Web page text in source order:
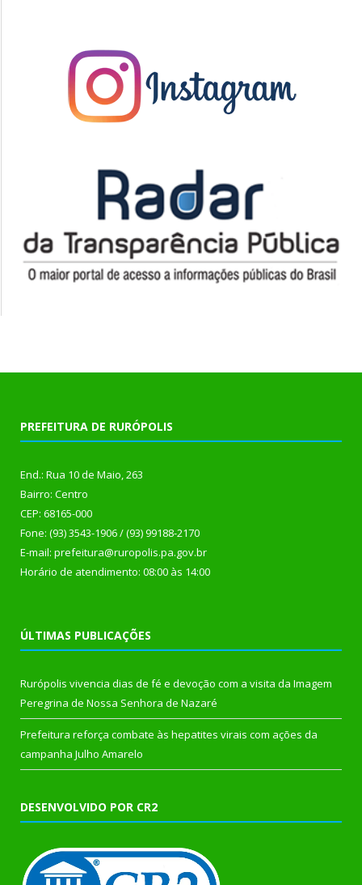
PREFEITURA DE RURÓPOLIS
End.: Rua 10 de Maio, 263
Bairro: Centro
CEP: 68165-000
Fone: (93) 3543-1906 / (93) 99188-2170
E-mail: prefeitura@ruropolis.pa.gov.br
Horário de atendimento: 08:00 às 14:00
ÚLTIMAS PUBLICAÇÕES
Rurópolis vivencia dias de fé e devoção com a visita da Imagem
Peregrina de Nossa Senhora de Nazaré
Prefeitura reforça combate às hepatites virais com ações da
campanha Julho Amarelo
DESENVOLVIDO POR CR2